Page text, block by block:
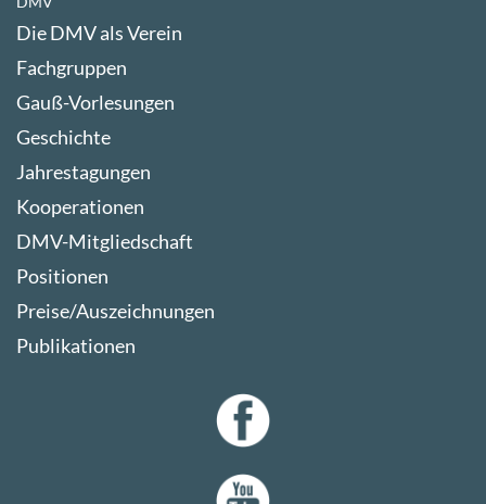
Die DMV als Verein
Fachgruppen
Gauß-Vorlesungen
Geschichte
Jahrestagungen
Kooperationen
DMV-Mitgliedschaft
Positionen
Preise/Auszeichnungen
Publikationen